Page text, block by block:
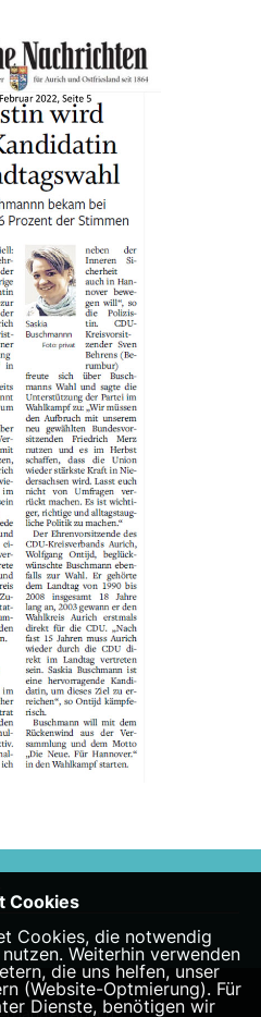
Aurich
Cookies
Cookies, die notwendig
Weiterhin verwenden
die uns helfen, unser
(Website-Optmierung). Für
Dienste, benötigen wir